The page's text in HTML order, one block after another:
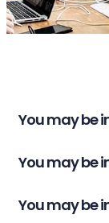
You may be
You may be
You may be